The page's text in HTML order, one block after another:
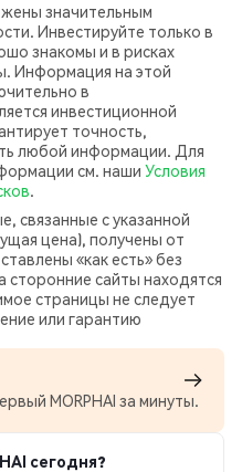
значительным
Инвестируйте только в
знакомы и в рисках
Информация на этой
в
инвестиционной
точность,
любой информации. Для
см. наши Условия
.
связанные с указанной
цена), получены от
«как есть» без
сторонние сайты находятся
страницы не следует
или гарантию
MORPHAI за минуты.
сегодня?